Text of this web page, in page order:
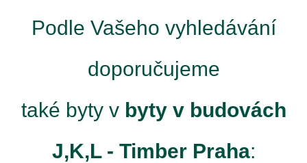
Podle Vašeho vyhledávání
doporučujeme
také byty v byty v budovách
J,K,L - Timber Praha: